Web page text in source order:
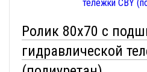
Ролик 80x70 с
гидравлической